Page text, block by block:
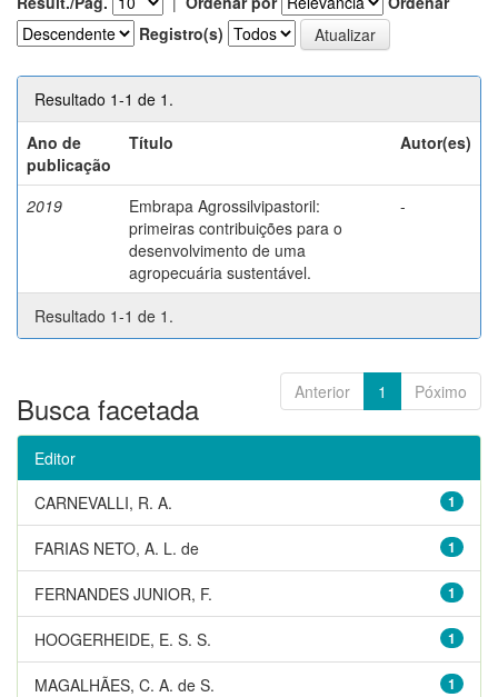
Registro(s)
Resultado 1-1 de 1.
Ano de
publicação
Título Autor(es)
2019
Embrapa Agrossilvipastoril:
primeiras contribuições para o
desenvolvimento de uma
agropecuária sustentável.
-
Resultado 1-1 de 1.
Anterior 1 Póximo
Busca facetada
Editor
1
CARNEVALLI, R. A.
1
FARIAS NETO, A. L. de
1
FERNANDES JUNIOR, F.
1
HOOGERHEIDE, E. S. S.
1
MAGALHÃES, C. A. de S.